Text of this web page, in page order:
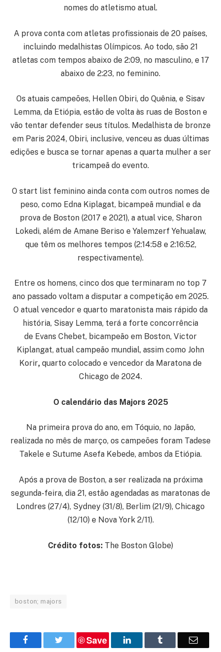
nomes do atletismo atual.
A prova conta com atletas profissionais de 20 países,
incluindo medalhistas Olímpicos. Ao todo, são 21
atletas com tempos abaixo de 2:09, no masculino, e 17
abaixo de 2:23, no feminino.
Os atuais campeões, Hellen Obiri, do Quênia, e Sisav
Lemma, da Etiópia, estão de volta às ruas de Boston e
vão tentar defender seus títulos. Medalhista de bronze
em Paris 2024, Obiri, inclusive, venceu as duas últimas
edições e busca se tornar apenas a quarta mulher a ser
tricampeã do evento.
O start list feminino ainda conta com outros nomes de
peso, como Edna Kiplagat, bicampeã mundial e da
prova de Boston (2017 e 2021), a atual vice, Sharon
Lokedi, além de Amane Beriso e Yalemzerf Yehualaw,
que têm os melhores tempos (2:14:58 e 2:16:52,
respectivamente).
Entre os homens, cinco dos que terminaram no top 7
ano passado voltam a disputar a competição em 2025.
O atual vencedor e quarto maratonista mais rápido da
história, Sisay Lemma, terá a forte concorrência
de Evans Chebet, bicampeão em Boston, Victor
Kiplangat, atual campeão mundial, assim como John
Korir, quarto colocado e vencedor da Maratona de
Chicago de 2024.
O calendário das Majors 2025
Na primeira prova do ano, em Tóquio, no Japão,
realizada no mês de março, os campeões foram Tadese
Takele e Sutume Asefa Kebede, ambos da Etiópia.
Após a prova de Boston, a ser realizada na próxima
segunda-feira, dia 21, estão agendadas as maratonas de
Londres (27/4), Sydney (31/8), Berlim (21/9), Chicago
(12/10) e Nova York 2/11).
Crédito fotos: The Boston Globe)
boston; majors
FacebookTwitterSave LinkedIn Email